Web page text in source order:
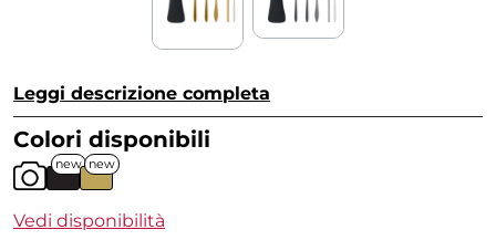
Leggi descrizione completa
Colori disponibili
new new
Vedi disponibilità